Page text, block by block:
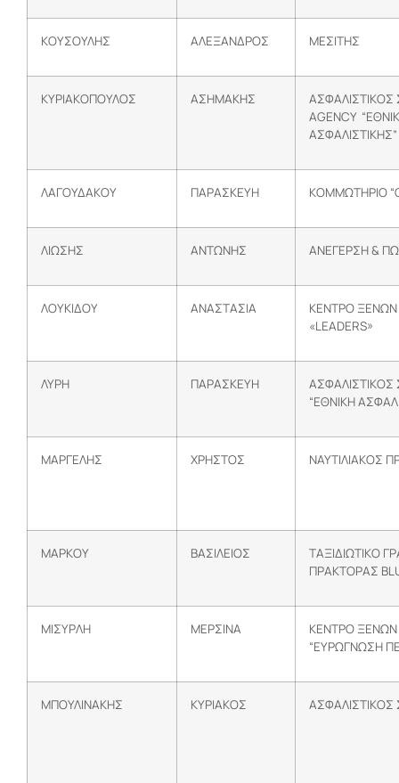
ΚΟΥΣΟΥΛΗΣ ΑΛΕΞΑΝΔΡΟΣ ΜΕΣΙΤΗΣ
ΚΥΡΙΑΚΟΠΟΥΛΟΣ ΑΣΗΜΑΚΗΣ
AGENCY
ΑΣΦΑΛΙΣΤΙΚΗΣ”
ΛΑΓΟΥΔΑΚΟΥ ΠΑΡΑΣΚΕΥΗ ΚΟΜΜΩΤΗΡΙΟ
ΛΙΩΣΗΣ ΑΝΤΩΝΗΣ ΑΝΕΓΕΡΣΗ &
ΛΟΥΚΙΔΟΥ ΑΝΑΣΤΑΣΙΑ
ΚΕΝΤΡΟ
«LEADERS»
ΛΥΡΗ ΠΑΡΑΣΚΕΥΗ
“ΕΘΝΙΚΗ
ΜΑΡΓΕΛΗΣ ΧΡΗΣΤΟΣ ΝΑΥΤΙΛΙΑΚΟΣ
ΜΑΡΚΟΥ ΒΑΣΙΛΕΙΟΣ
ΤΑΞΙΔΙΩΤΙΚΟ
ΠΡΑΚΤΟΡΑΣ
ΜΙΣΥΡΛΗ ΜΕΡΣΙΝΑ
ΚΕΝΤΡΟ
“ΕΥΡΩΓΝΩΣΗ
ΜΠΟΥΛΙΝΑΚΗΣ ΚΥΡΙΑΚΟΣ